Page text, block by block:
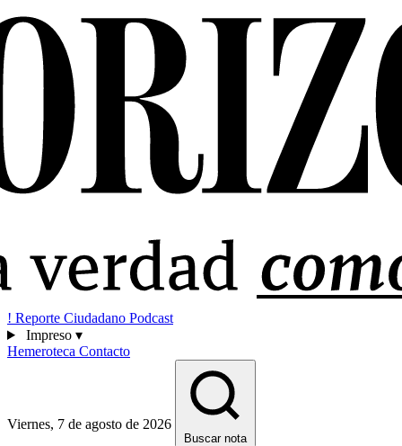
! Reporte Ciudadano Podcast
Impreso ▾
Hemeroteca Contacto
Viernes, 7 de agosto de 2026
Buscar nota